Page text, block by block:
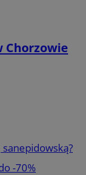
Chorzowie
-70%